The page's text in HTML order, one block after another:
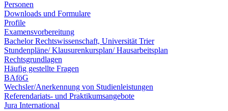
Personen
Downloads und Formulare
Profile
Examensvorbereitung
Bachelor Rechtswissenschaft, Universität Trier
Stundenpläne/ Klausurenkursplan/ Hausarbeitsplan
Rechtsgrundlagen
Häufig gestellte Fragen
BAföG
Wechsler/Anerkennung von Studienleistungen
Referendariats- und Praktikumsangebote
Jura International